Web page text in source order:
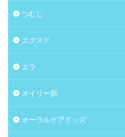
つむじ
エクステ
エラ
オイリー肌
オーラルケアグッズ